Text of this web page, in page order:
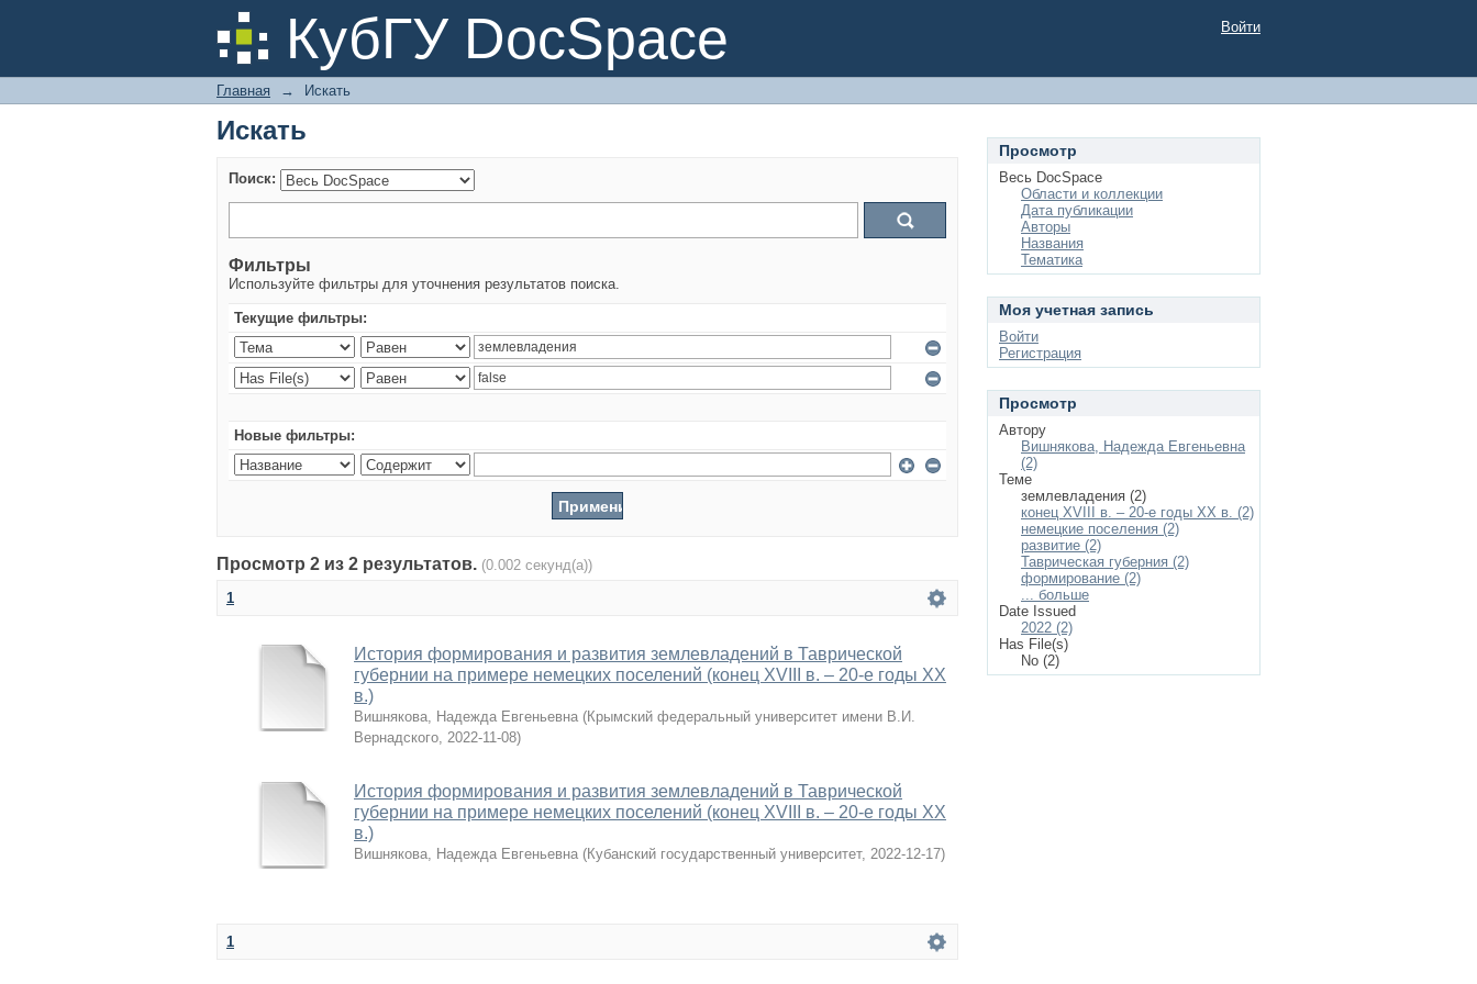
КубГУ DocSpace
Искать Войти
Главная → Искать
Искать
Поиск:
Фильтры
Используйте фильтры для уточнения результатов поиска.
Текущие фильтры:
Новые фильтры:
Просмотр 2 из 2 результатов. (0.002 секунд(а))
1
История формирования и развития землевладений в Таврической
губернии на примере немецких поселений (конец XVIII в. – 20-е годы XX
в.)
Вишнякова, Надежда Евгеньевна (Крымский федеральный университет имени В.И.
Вернадского, 2022-11-08)
История формирования и развития землевладений в Таврической
губернии на примере немецких поселений (конец XVIII в. – 20-е годы XX
в.)
Вишнякова, Надежда Евгеньевна (Кубанский государственный университет, 2022-12-17)
1
Просмотр
Весь DocSpace
Области и коллекции
Дата публикации
Авторы
Названия
Тематика
Моя учетная запись
Войти
Регистрация
Просмотр
Автору
Вишнякова, Надежда Евгеньевна
(2)
Теме
землевладения (2)
конец XVIII в. – 20-е годы XX в. (2)
немецкие поселения (2)
развитие (2)
Таврическая губерния (2)
формирование (2)
... больше
Date Issued
2022 (2)
Has File(s)
No (2)